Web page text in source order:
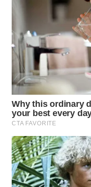
WISATA
LAPAK
WAHANA
Wahana
Network
KONSUMEN
LISTRIK
MASYARAKAT
KELISTRIKAN